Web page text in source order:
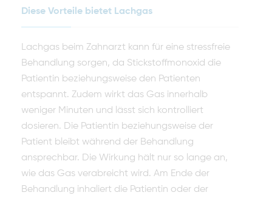
Diese Vorteile bietet Lachgas
Lachgas beim Zahnarzt kann für eine stressfreie
Behandlung sorgen, da Stickstoffmonoxid die
Patientin beziehungsweise den Patienten
entspannt. Zudem wirkt das Gas innerhalb
weniger Minuten und lässt sich kontrolliert
dosieren. Die Patientin beziehungsweise der
Patient bleibt während der Behandlung
ansprechbar. Die Wirkung hält nur so lange an,
wie das Gas verabreicht wird. Am Ende der
Behandlung inhaliert die Patientin oder der